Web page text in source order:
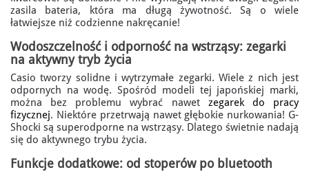
zasila bateria, która ma długą żywotność. Są o wiele
łatwiejsze niż codzienne nakręcanie!
Wodoszczelność i odporność na wstrząsy: zegarki
na aktywny tryb życia
Casio tworzy solidne i wytrzymałe zegarki. Wiele z nich jest
odpornych na wodę. Spośród modeli tej japońskiej marki,
można bez problemu wybrać nawet zegarek do pracy
fizycznej. Niektóre przetrwają nawet głębokie nurkowania! G-
Shocki są superodporne na wstrząsy. Dlatego świetnie nadają
się do aktywnego trybu życia.
Funkcje dodatkowe: od stoperów po bluetooth